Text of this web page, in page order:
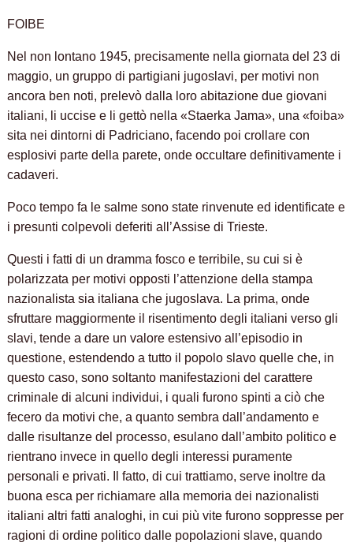
FOIBE
Nel non lontano 1945, precisamente nella giornata del 23 di
maggio, un gruppo di partigiani jugoslavi, per motivi non
ancora ben noti, prelevò dalla loro abitazione due giovani
italiani, li uccise e li gettò nella «Staerka Jama», una «foiba»
sita nei dintorni di Padriciano, facendo poi crollare con
esplosivi parte della parete, onde occultare definitivamente i
cadaveri.
Poco tempo fa le salme sono state rinvenute ed identificate e
i presunti colpevoli deferiti all’Assise di Trieste.
Questi i fatti di un dramma fosco e terribile, su cui si è
polarizzata per motivi opposti l’attenzione della stampa
nazionalista sia italiana che jugoslava. La prima, onde
sfruttare maggiormente il risentimento degli italiani verso gli
slavi, tende a dare un valore estensivo all’episodio in
questione, estendendo a tutto il popolo slavo quelle che, in
questo caso, sono soltanto manifestazioni del carattere
criminale di alcuni individui, i quali furono spinti a ciò che
fecero da motivi che, a quanto sembra dall’andamento e
dalle risultanze del processo, esulano dall’ambito politico e
rientrano invece in quello degli interessi puramente
personali e privati. Il fatto, di cui trattiamo, serve inoltre da
buona esca per richiamare alla memoria dei nazionalisti
italiani altri fatti analoghi, in cui più vite furono soppresse per
ragioni di ordine politico dalle popolazioni slave, quando